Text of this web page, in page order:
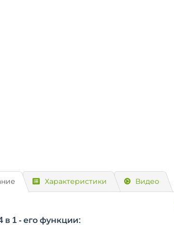
Характеристики Видео
в 1 - его функции: